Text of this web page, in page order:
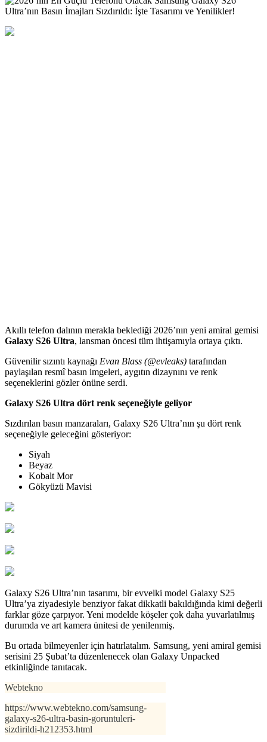
Akıllı telefon dalının merakla beklediği 2026’nın yeni amiral gemisi
Galaxy S26 Ultra, lansman öncesi tüm ihtişamıyla ortaya çıktı.
Güvenilir sızıntı kaynağı Evan Blass (@evleaks) tarafından
paylaşılan resmî basın imgeleri, aygıtın dizaynını ve renk
seçeneklerini gözler önüne serdi.
Galaxy S26 Ultra dört renk seçeneğiyle geliyor
Sızdırılan basın manzaraları, Galaxy S26 Ultra’nın şu dört renk
seçeneğiyle geleceğini gösteriyor:
Siyah
Beyaz
Kobalt Mor
Gökyüzü Mavisi
Galaxy S26 Ultra’nın tasarımı, bir evvelki model Galaxy S25
Ultra’ya ziyadesiyle benziyor fakat dikkatli bakıldığında kimi değerli
farklar göze çarpıyor. Yeni modelde köşeler çok daha yuvarlatılmış
durumda ve art kamera ünitesi de yenilenmiş.
Bu ortada bilmeyenler için hatırlatalım. Samsung, yeni amiral gemisi
serisini 25 Şubat’ta düzenlenecek olan Galaxy Unpacked
etkinliğinde tanıtacak.
Webtekno
https://www.webtekno.com/samsung-
galaxy-s26-ultra-basin-goruntuleri-
sizdirildi-h212353.html